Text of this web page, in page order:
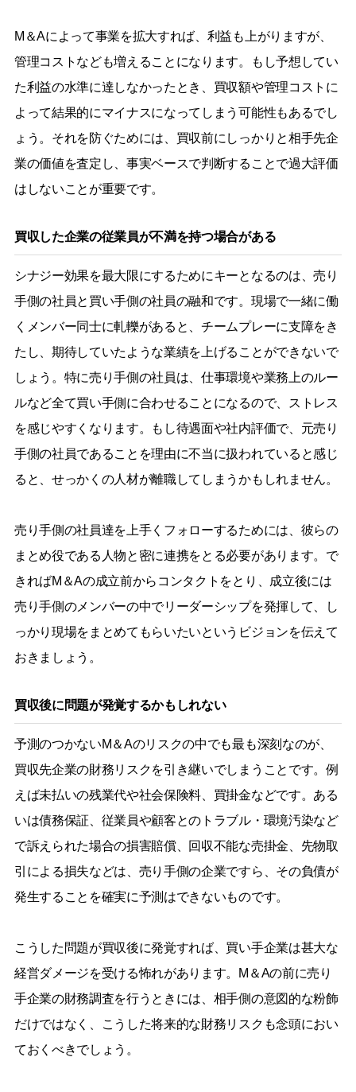
M＆Aによって事業を拡大すれば、利益も上がりますが、
管理コストなども増えることになります。もし予想してい
た利益の水準に達しなかったとき、買収額や管理コストに
よって結果的にマイナスになってしまう可能性もあるでし
ょう。それを防ぐためには、買収前にしっかりと相手先企
業の価値を査定し、事実ベースで判断することで過大評価
はしないことが重要です。
買収した企業の従業員が不満を持つ場合がある
シナジー効果を最大限にするためにキーとなるのは、売り
手側の社員と買い手側の社員の融和です。現場で一緒に働
くメンバー同士に軋轢があると、チームプレーに支障をき
たし、期待していたような業績を上げることができないで
しょう。特に売り手側の社員は、仕事環境や業務上のルー
ルなど全て買い手側に合わせることになるので、ストレス
を感じやすくなります。もし待遇面や社内評価で、元売り
手側の社員であることを理由に不当に扱われていると感じ
ると、せっかくの人材が離職してしまうかもしれません。
売り手側の社員達を上手くフォローするためには、彼らの
まとめ役である人物と密に連携をとる必要があります。で
きればM＆Aの成立前からコンタクトをとり、成立後には
売り手側のメンバーの中でリーダーシップを発揮して、し
っかり現場をまとめてもらいたいというビジョンを伝えて
おきましょう。
買収後に問題が発覚するかもしれない
予測のつかないM＆Aのリスクの中でも最も深刻なのが、
買収先企業の財務リスクを引き継いでしまうことです。例
えば未払いの残業代や社会保険料、買掛金などです。ある
いは債務保証、従業員や顧客とのトラブル・環境汚染など
で訴えられた場合の損害賠償、回収不能な売掛金、先物取
引による損失などは、売り手側の企業ですら、その負債が
発生することを確実に予測はできないものです。
こうした問題が買収後に発覚すれば、買い手企業は甚大な
経営ダメージを受ける怖れがあります。M＆Aの前に売り
手企業の財務調査を行うときには、相手側の意図的な粉飾
だけではなく、こうした将来的な財務リスクも念頭におい
ておくべきでしょう。